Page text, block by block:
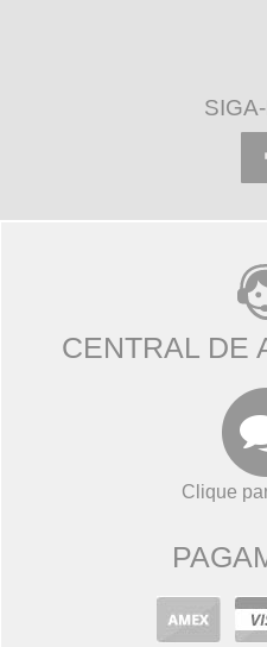
CENTRAL DE
Clique